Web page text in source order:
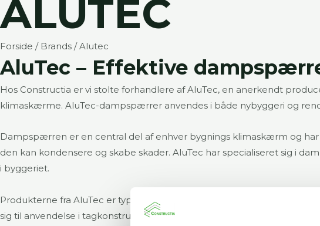
ALUTEC
Forside / Brands / Alutec
AluTec – Effektive
Hos Constructia er vi stolte forhandlere af AluTec, en anerkendt
klimaskærme. AluTec-dampspærrer anvendes i både nybyggeri og
Dampspærren er en central del af enhver bygnings klimaskærm og
den kan kondensere og skabe skader. AluTec har specialiseret sig i
i byggeriet.
Produkterne fra AluTec er typisk baseret på flerskiktslaminater med
sig til anvendelse i tagkonstruktioner, vægge og lofter og kan